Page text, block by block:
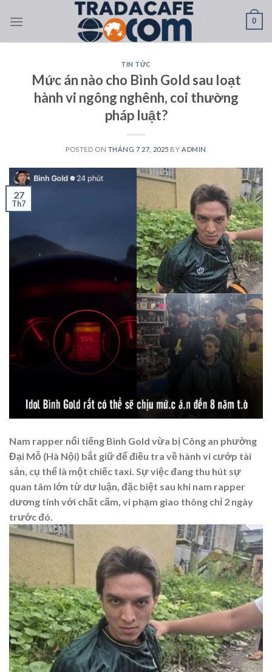
0
TIN TỨC
Mức án nào cho Bình Gold sau loạt
hành vi ngông nghênh, coi thường
pháp luật?
POSTED ON THÁNG 7 27, 2025 BY ADMIN
27
Th7
Nam rapper nổi tiếng Bình Gold vừa bị Công an phường
Đại Mỗ (Hà Nội) bắt giữ để điều tra về hành vi cướp tài
sản, cụ thể là một chiếc taxi. Sự việc đang thu hút sự
quan tâm lớn từ dư luận, đặc biệt sau khi nam rapper
dương tính với chất cấm, vi phạm giao thông chỉ 2 ngày
trước đó.